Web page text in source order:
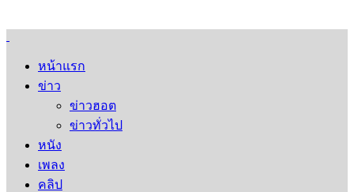
หน้าแรก
ข่าว
ข่าวฮอต
ข่าวทั่วไป
หนัง
เพลง
คลิป